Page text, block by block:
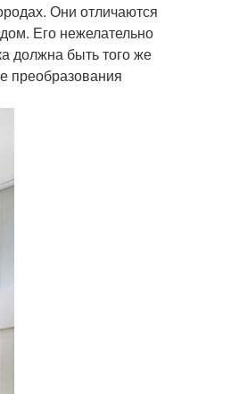
Они отличаются
Его нежелательно
должна быть того же
преобразования